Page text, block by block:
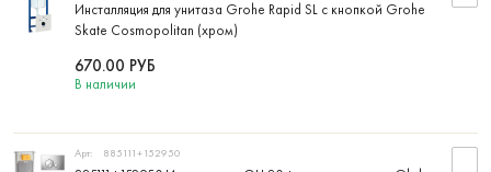
Инсталляция для унитаза Grohe Rapid SL с кнопкой Grohe
Skate Cosmopolitan (хром)
В наличии
670.00 РУБ
Арт: 885111+152950